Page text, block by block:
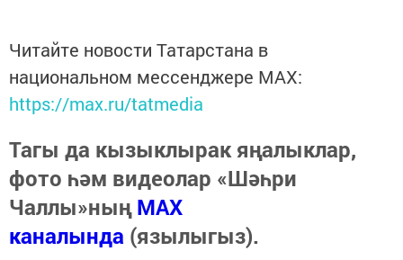
Читайте новости Татарстана в
национальном мессенджере MАХ:
https://max.ru/tatmedia
Тагы да кызыклырак яңалыклар,
фото һәм видеолар «Шәһри
Чаллы»ныңMAX
каналында (язылыгыз).